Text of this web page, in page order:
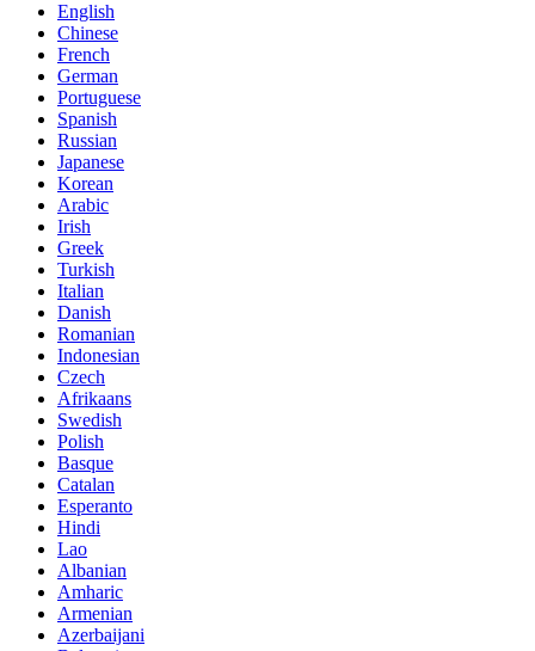
English
Chinese
French
German
Portuguese
Spanish
Russian
Japanese
Korean
Arabic
Irish
Greek
Turkish
Italian
Danish
Romanian
Indonesian
Czech
Afrikaans
Swedish
Polish
Basque
Catalan
Esperanto
Hindi
Lao
Albanian
Amharic
Armenian
Azerbaijani